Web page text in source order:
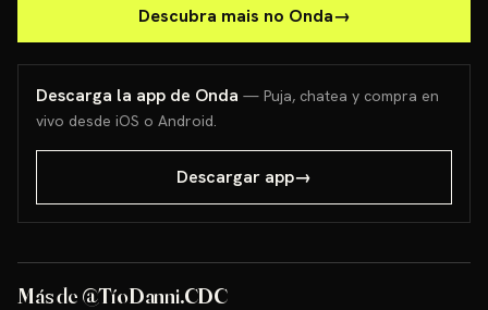
Descubra mais no Onda→
Descarga la app de Onda — Puja, chatea y compra en
vivo desde iOS o Android.
Descargar app→
Más de @TíoDanni.CDC